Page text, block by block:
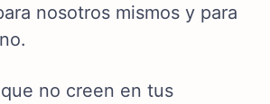
nosotros mismos y para
no creen en tus